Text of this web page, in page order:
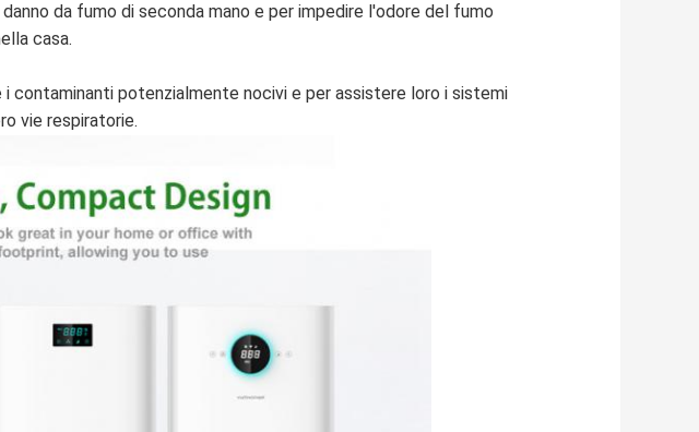
da fumo di seconda mano e per impedire l'odore del fumo
casa.
contaminanti potenzialmente nocivi e per assistere loro i sistemi
vie respiratorie.